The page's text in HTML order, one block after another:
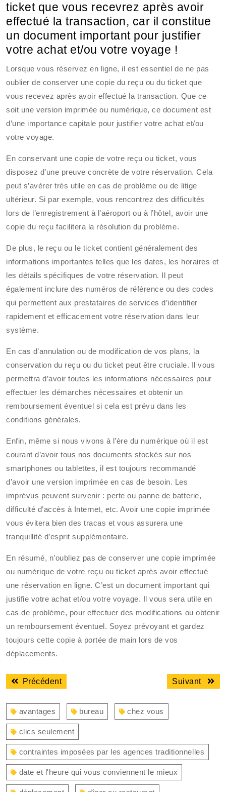
ticket que vous recevrez après avoir
effectué la transaction, car il constitue
un document important pour justifier
votre achat et/ou votre voyage !
Lorsque vous réservez en ligne, il est essentiel de ne pas
oublier de conserver une copie du reçu ou du ticket que
vous recevez après avoir effectué la transaction. Que ce
soit une version imprimée ou numérique, ce document est
d’une importance capitale pour justifier votre achat et/ou
votre voyage.
En conservant une copie de votre reçu ou ticket, vous
disposez d’une preuve concrète de votre réservation. Cela
peut s’avérer très utile en cas de problème ou de litige
ultérieur. Si par exemple, vous rencontrez des difficultés
lors de l’enregistrement à l’aéroport ou à l’hôtel, avoir une
copie du reçu facilitera la résolution du problème.
De plus, le reçu ou le ticket contient généralement des
informations importantes telles que les dates, les horaires et
les détails spécifiques de votre réservation. Il peut
également inclure des numéros de référence ou des codes
qui permettent aux prestataires de services d’identifier
rapidement et efficacement votre réservation dans leur
système.
En cas d’annulation ou de modification de vos plans, la
conservation du reçu ou du ticket peut être cruciale. Il vous
permettra d’avoir toutes les informations nécessaires pour
effectuer les démarches nécessaires et obtenir un
remboursement éventuel si cela est prévu dans les
conditions générales.
Enfin, même si nous vivons à l’ère du numérique où il est
courant d’avoir tous nos documents stockés sur nos
smartphones ou tablettes, il est toujours recommandé
d’avoir une version imprimée en cas de besoin. Les
imprévus peuvent survenir : perte ou panne de batterie,
difficulté d’accès à Internet, etc. Avoir une copie imprimée
vous évitera bien des tracas et vous assurera une
tranquillité d’esprit supplémentaire.
En résumé, n’oubliez pas de conserver une copie imprimée
ou numérique de votre reçu ou ticket après avoir effectué
une réservation en ligne. C’est un document important qui
justifie votre achat et/ou votre voyage. Il vous sera utile en
cas de problème, pour effectuer des modifications ou obtenir
un remboursement éventuel. Soyez prévoyant et gardez
toujours cette copie à portée de main lors de vos
déplacements.
Navigation
de
l’article
PrécédentArticle
Suivant
avantages bureau chez vous
clics seulement
contraintes imposées par les agences traditionnelles
date et l'heure qui vous conviennent le mieux